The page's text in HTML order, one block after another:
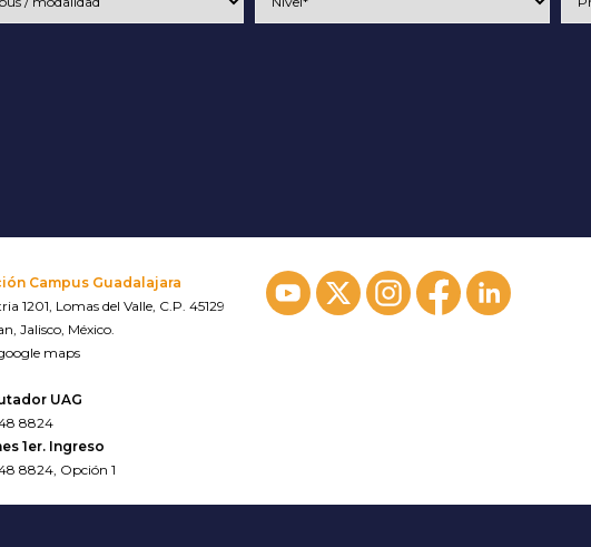
Campus Guadalajara
1201, Lomas del Valle, C.P. 45129
Jalisco, México.
maps
UAG
8824
1er. Ingreso
8824, Opción 1